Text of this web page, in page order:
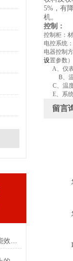
5% ，有
机。
控制：
控制柜：材
电控系统：
电器控制
设置参数
A、 仪
B、
C、 温
E、 系
留言